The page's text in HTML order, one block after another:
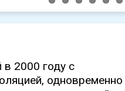
2000 году с
одновременно
помещение. 3
которых с ванной
барбекю или
идеально подходит